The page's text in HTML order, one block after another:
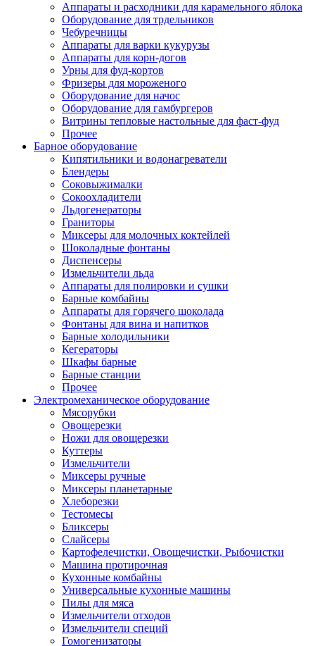
Аппараты и расходники для карамельного яблока
Оборудование для трдельников
Чебуречницы
Аппараты для варки кукурузы
Аппараты для корн-догов
Урны для фуд-кортов
Фризеры для мороженого
Оборудование для начос
Оборудование для гамбургеров
Витрины тепловые настольные для фаст-фуд
Прочее
Барное оборудование
Кипятильники и водонагреватели
Блендеры
Соковыжималки
Сокоохладители
Льдогенераторы
Граниторы
Миксеры для молочных коктейлей
Шоколадные фонтаны
Диспенсеры
Измельчители льда
Аппараты для полировки и сушки
Барные комбайны
Аппараты для горячего шоколада
Фонтаны для вина и напитков
Барные холодильники
Кегераторы
Шкафы барные
Барные станции
Прочее
Электромеханическое оборудование
Мясорубки
Овощерезки
Ножи для овощерезки
Куттеры
Измельчители
Миксеры ручные
Миксеры планетарные
Хлеборезки
Тестомесы
Бликсеры
Слайсеры
Картофелечистки, Овощечистки, Рыбочистки
Машина протирочная
Кухонные комбайны
Универсальные кухонные машины
Пилы для мяса
Измельчители отходов
Измельчители специй
Гомогенизаторы